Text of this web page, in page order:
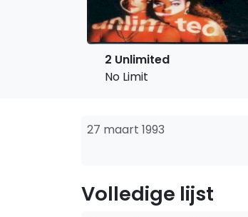
2 Unlimited
No Limit
27 maart 1993
Volledige lijst